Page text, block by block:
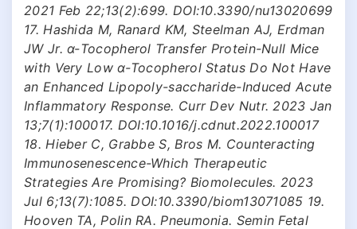
2021 Feb 22;13(2):699. DOI:10.3390/nu13020699
17. Hashida M, Ranard KM, Steelman AJ, Erdman
JW Jr. α-Tocopherol Transfer Protein-Null Mice
with Very Low α-Tocopherol Status Do Not Have
an Enhanced Lipopoly-saccharide-Induced Acute
Inflammatory Response. Curr Dev Nutr. 2023 Jan
13;7(1):100017. DOI:10.1016/j.cdnut.2022.100017
18. Hieber C, Grabbe S, Bros M. Counteracting
Immunosenescence-Which Therapeutic
Strategies Are Promising? Biomolecules. 2023
Jul 6;13(7):1085. DOI:10.3390/biom13071085 19.
Hooven TA, Polin RA. Pneumonia. Semin Fetal